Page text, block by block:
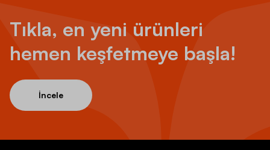
Tıkla, en yeni ürünleri
hemen keşfetmeye başla!
İncele